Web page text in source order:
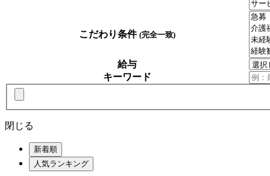
こだわり条件 (完全一致)
給与
キーワード
閉じる
新着順
人気ランキング